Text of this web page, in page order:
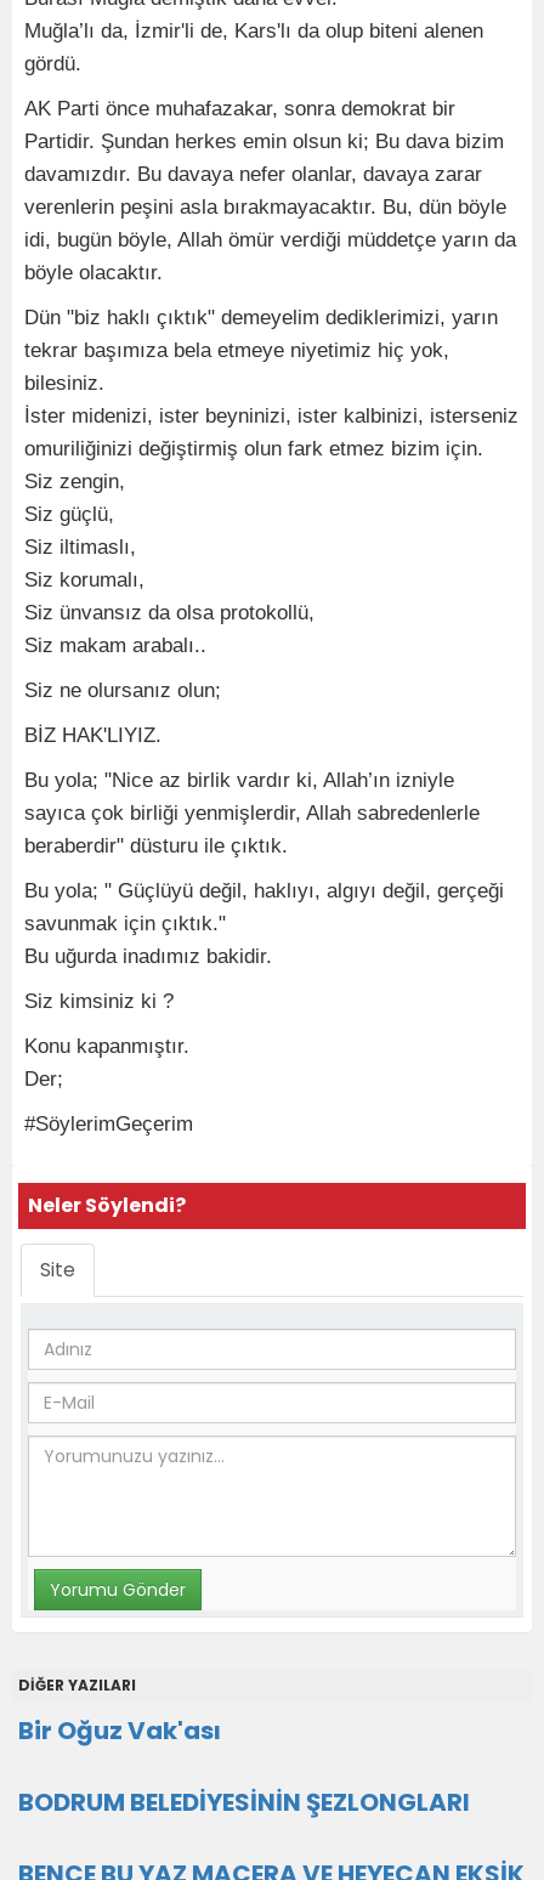
Muğla’lı da, İzmir'li de, Kars'lı da olup biteni alenen
gördü.
AK Parti önce muhafazakar, sonra demokrat bir
Partidir. Şundan herkes emin olsun ki; Bu dava bizim
davamızdır. Bu davaya nefer olanlar, davaya zarar
verenlerin peşini asla bırakmayacaktır. Bu, dün böyle
idi, bugün böyle, Allah ömür verdiği müddetçe yarın da
böyle olacaktır.
Dün "biz haklı çıktık" demeyelim dediklerimizi, yarın
tekrar başımıza bela etmeye niyetimiz hiç yok,
bilesiniz.
İster midenizi, ister beyninizi, ister kalbinizi, isterseniz
omuriliğinizi değiştirmiş olun fark etmez bizim için.
Siz zengin,
Siz güçlü,
Siz iltimaslı,
Siz korumalı,
Siz ünvansız da olsa protokollü,
Siz makam arabalı..
Siz ne olursanız olun;
BİZ HAK'LIYIZ.
Bu yola; "Nice az birlik vardır ki, Allah’ın izniyle
sayıca çok birliği yenmişlerdir, Allah sabredenlerle
beraberdir" düsturu ile çıktık.
Bu yola; " Güçlüyü değil, haklıyı, algıyı değil, gerçeği
savunmak için çıktık."
Bu uğurda inadımız bakidir.
Siz kimsiniz ki ?
Konu kapanmıştır.
Der;
#SöylerimGeçerim
Neler Söylendi?
Site
DİĞER YAZILARI
Bir Oğuz Vak'ası
BODRUM BELEDİYESİNİN ŞEZLONGLARI